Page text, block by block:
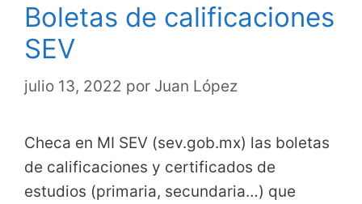
Boletas de calificaciones
SEV
julio 13, 2022 por Juan López
Checa en MI SEV (sev.gob.mx) las boletas
de calificaciones y certificados de
estudios (primaria, secundaria…) que